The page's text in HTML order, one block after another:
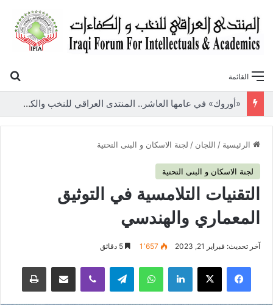
القائمة
«أوروك» في عامها العاشر.. المنتدى العراقي للنخب والكفاءات يصدر عددًا جديدًا ببحوث علمية تعالج قضايا الاقتصاد والطاقة
الرئيسية / اللجان / لجنة الاسكان و البنى التحتية
لجنة الاسكان و البنى التحتية
التقنيات التلامسية في التوثيق
المعماري والهندسي
آخر تحديث: فبراير 21, 2023 1٬657
فيسبوك لينكدإن واتساب